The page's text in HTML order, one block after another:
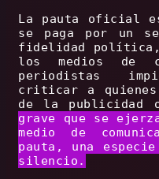
La pauta oficial
se paga por un
fidelidad política,
los medios de
periodistas
criticar a
de la
grave que se
medio de
pauta, una
silencio.